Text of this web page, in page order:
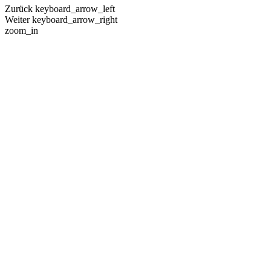
Zurück keyboard_arrow_left
Weiter keyboard_arrow_right
zoom_in